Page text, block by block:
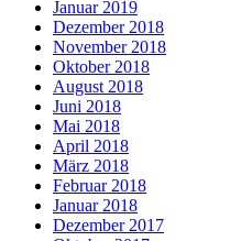
Januar 2019
Dezember 2018
November 2018
Oktober 2018
August 2018
Juni 2018
Mai 2018
April 2018
März 2018
Februar 2018
Januar 2018
Dezember 2017